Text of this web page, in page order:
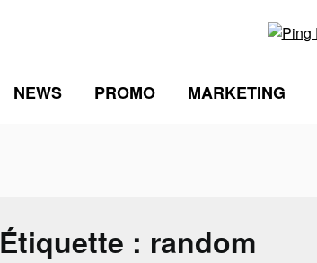
NEWS PROMO MARKETING
Étiquette : random